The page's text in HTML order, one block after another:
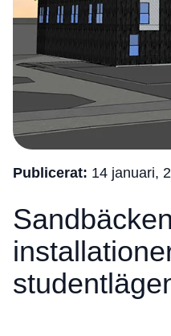
Publicerat: 14 januari,